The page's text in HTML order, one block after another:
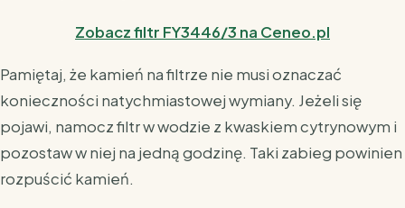
Zobacz filtr FY3446/3 na Ceneo.pl
Pamiętaj, że kamień na filtrze nie musi oznaczać
konieczności natychmiastowej wymiany. Jeżeli się
pojawi, namocz filtr w wodzie z kwaskiem cytrynowym i
pozostaw w niej na jedną godzinę. Taki zabieg powinien
rozpuścić kamień.